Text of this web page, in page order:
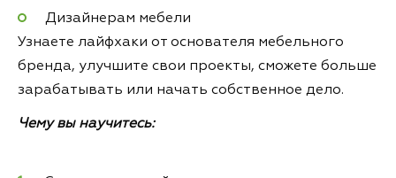
Дизайнерам мебели
Узнаете лайфхаки от основателя мебельного
бренда, улучшите свои проекты, сможете больше
зарабатывать или начать собственное дело.
Чему вы научитесь: